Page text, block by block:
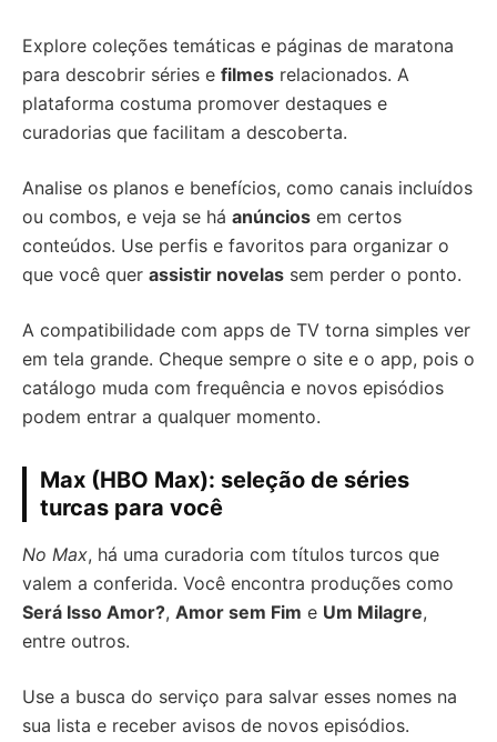
Explore coleções temáticas e páginas de maratona
para descobrir séries e filmes relacionados. A
plataforma costuma promover destaques e
curadorias que facilitam a descoberta.
Analise os planos e benefícios, como canais incluídos
ou combos, e veja se há anúncios em certos
conteúdos. Use perfis e favoritos para organizar o
que você quer assistir novelas sem perder o ponto.
A compatibilidade com apps de TV torna simples ver
em tela grande. Cheque sempre o site e o app, pois o
catálogo muda com frequência e novos episódios
podem entrar a qualquer momento.
Max (HBO Max): seleção de séries
turcas para você
No Max, há uma curadoria com títulos turcos que
valem a conferida. Você encontra produções como
Será Isso Amor?, Amor sem Fim e Um Milagre,
entre outros.
Use a busca do serviço para salvar esses nomes na
sua lista e receber avisos de novos episódios.